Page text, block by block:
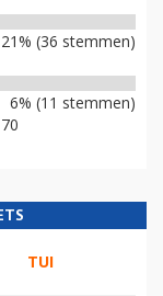
21% (36 stemmen)
6% (11 stemmen)
TUI